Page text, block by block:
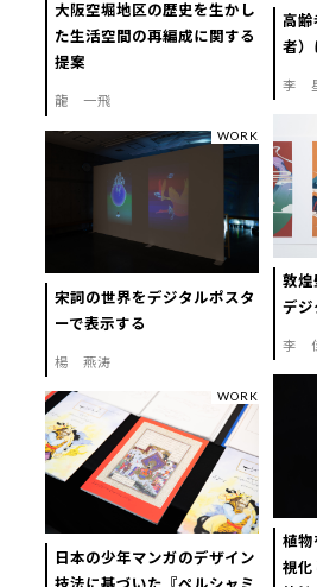
大阪空堀地区の歴史を生かし
た生活空間の再編成に関する
提案
龍 一飛
高齢
者）
李
敦煌
デジ
李
WORK
宋詞の世界をデジタルポスタ
ーで表示する
楊 燕涛
植物
視化
WORK
日本の少年マンガのデザイン